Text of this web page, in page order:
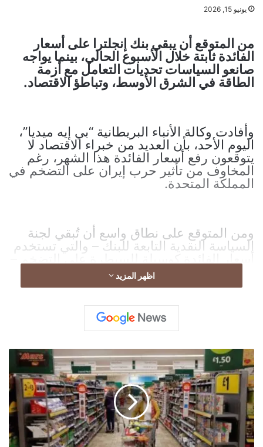
يونيو 15, 2026
من المتوقع أن يبقي بنك إنجلترا على أسعار
الفائدة ثابتة خلال الأسبوع الحالي، بينما يواجه
صانعو السياسات تحديات التعامل مع أزمة
الطاقة في الشرق الأوسط، وتباطؤ الاقتصاد.
وأفادت وكالة الأنباء البريطانية “بي إيه ميديا”،
اليوم الأحد، بأن العديد من خبراء الاقتصاد لا
يتوقعون رفع أسعار الفائدة هذا الشهر، رغم
المخاوف من تأثير حرب إيران على التضخم في
المملكة المتحدة.
ومن المتوقع على نطاق واسع أن تُبقي لجنة
السياسة النقدية التابعة للبنك – والتي تستخدم
المستوى عند نسبة 3.75% في الإعلان المقرر
يوم الخميس المقبل.
اظهر المزيد
م
و
ج
ة
إ
غ
ل
ا